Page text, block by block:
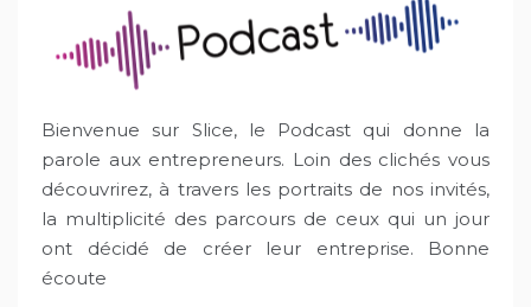
Bienvenue sur Slice, le Podcast qui donne la
parole aux entrepreneurs. Loin des clichés vous
découvrirez, à travers les portraits de nos invités,
la multiplicité des parcours de ceux qui un jour
ont décidé de créer leur entreprise. Bonne
écoute